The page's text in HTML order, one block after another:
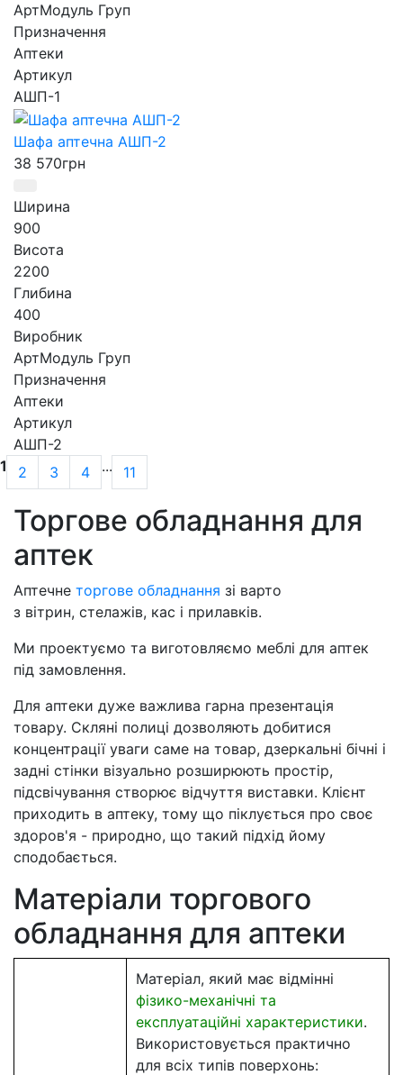
АртМодуль Груп
Призначення
Аптеки
Артикул
АШП-1
Шафа аптечна АШП-2
38 570грн
Ширина
900
Висота
2200
Глибина
400
Виробник
АртМодуль Груп
Призначення
Аптеки
Артикул
АШП-2
1
2 3 4 ... 11
Торгове обладнання для
аптек
Аптечне торгове обладнання зі варто
з вітрин, стелажів, кас і прилавків.
Ми проектуємо та виготовляємо меблі для аптек
під замовлення.
Для аптеки дуже важлива гарна презентація
товару. Скляні полиці дозволяють добитися
концентрації уваги саме на товар, дзеркальні бічні і
задні стінки візуально розширюють простір,
підсвічування створює відчуття виставки. Клієнт
приходить в аптеку, тому що піклується про своє
здоров'я - природно, що такий підхід йому
сподобається.
Матеріали торгового
обладнання для аптеки
Матеріал, який має відмінні
фізико-механічні та
експлуатаційні характеристики.
Використовується практично
для всіх типів поверхонь: